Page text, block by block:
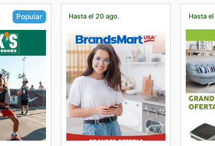
Popular Hasta el 20 ago. Hasta